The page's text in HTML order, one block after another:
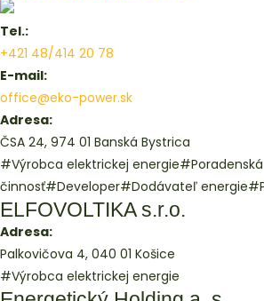
Tel.:
+421 48/414 20 78
E-mail:
office@eko-power.sk
Adresa:
ČSA 24, 974 01 Banská Bystrica
#Výrobca elektrickej energie#Poradenská
činnosť#Developer#Dodávateľ energie
ELFOVOLTIKA s.r.o.
Adresa:
Palkovičova 4, 040 01 Košice
#Výrobca elektrickej energie